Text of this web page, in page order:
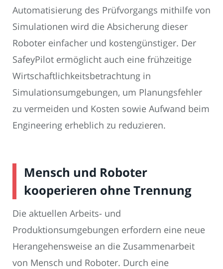
Automatisierung des Prüfvorgangs mithilfe von
Simulationen wird die Absicherung dieser
Roboter einfacher und kostengünstiger. Der
SafeyPilot ermöglicht auch eine frühzeitige
Wirtschaftlichkeitsbetrachtung in
Simulationsumgebungen, um Planungsfehler
zu vermeiden und Kosten sowie Aufwand beim
Engineering erheblich zu reduzieren.
Mensch und Roboter
kooperieren ohne Trennung
Die aktuellen Arbeits- und
Produktionsumgebungen erfordern eine neue
Herangehensweise an die Zusammenarbeit
von Mensch und Roboter. Durch eine